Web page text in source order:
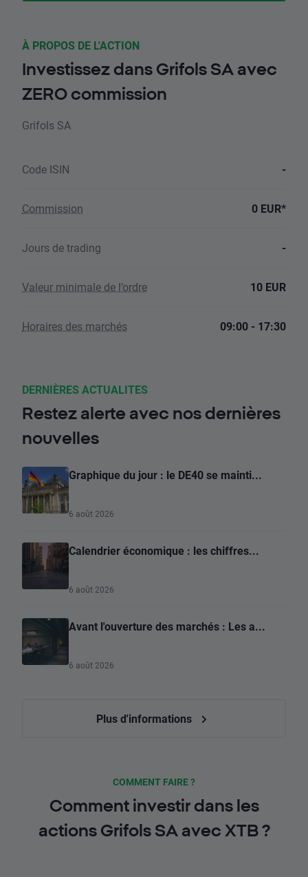
À PROPOS DE L'ACTION
Investissez dans Grifols SA avec
ZERO commission
Grifols SA
Code ISIN -
Commission 0 EUR*
Jours de trading -
Valeur minimale de l’ordre 10 EUR
Horaires des marchés 09:00 - 17:30
DERNIÈRES ACTUALITES
Restez alerte avec nos dernières
nouvelles
Graphique du jour : le DE40 se mainti...
6 août 2026
Calendrier économique : les chiffres...
6 août 2026
Avant l'ouverture des marchés : Les a...
6 août 2026
Plus d'informations
COMMENT FAIRE ?
Comment investir dans les
actions Grifols SA avec XTB ?